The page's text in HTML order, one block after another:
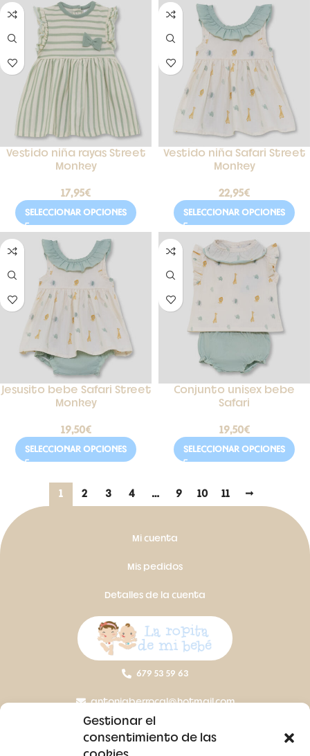
Gestionar el
consentimiento de las
Vestido niña rayas Street
Monkey
17,95€
SELECCIONAR OPCIONES
Vestido niña Safari Street
Monkey
22,95€
SELECCIONAR OPCIONES
Jesusito bebe Safari Street
Monkey
19,50€
SELECCIONAR OPCIONES
Conjunto unisex bebe
Safari
19,50€
SELECCIONAR OPCIONES
1 2 3 4 … 9 10 11 →
Mi cuenta
Mis pedidos
Detalles de la cuenta
679 53 59 63
antoniaberrocal@hotmail.com